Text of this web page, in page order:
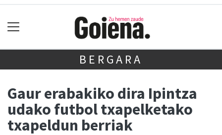
BERGARA
Gaur erabakiko dira Ipintza
udako futbol txapelketako
txapeldun berriak